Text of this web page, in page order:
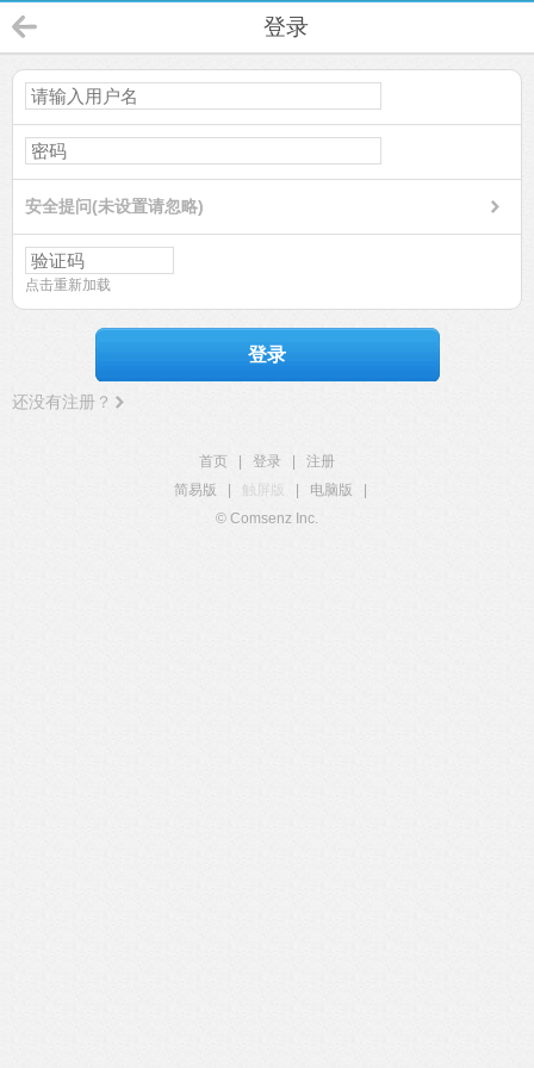
登录
安全提问(未设置请忽略)
点击重新加载
登录
还没有注册？
首页 登录
注册
简易版
触屏版 电脑版
© Comsenz Inc.